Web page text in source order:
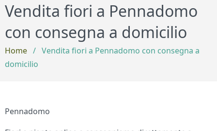
Vendita fiori a Pennadomo
con consegna a domicilio
Home / Vendita fiori a Pennadomo con consegna a
domicilio
Pennadomo